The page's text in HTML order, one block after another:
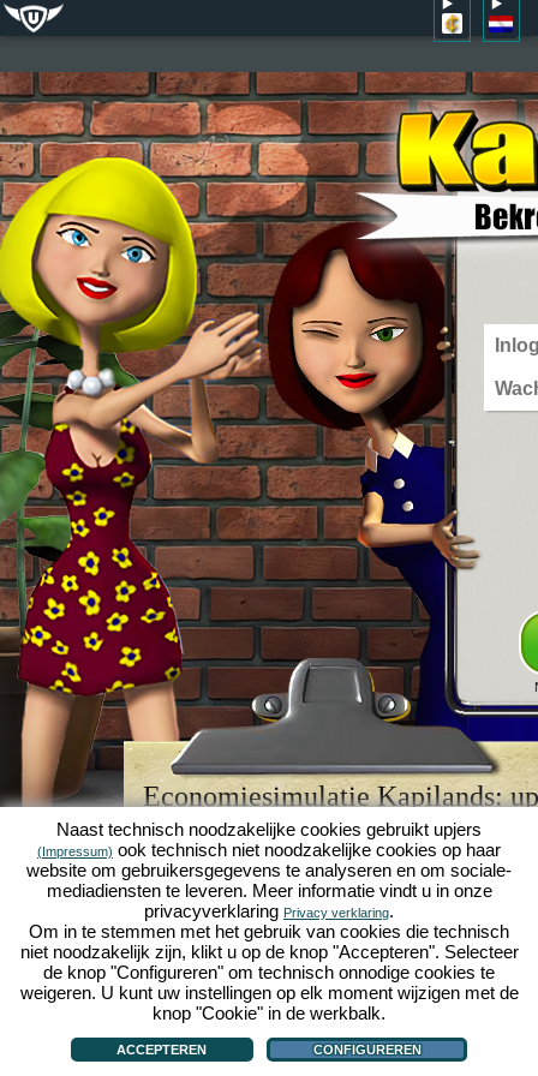
Economiesimulatie Kapilands:
browserspellegende
Kapilands is een van de bestebrowserspellenvan
retrogamevoor fans van economiesimulaties. Het
werd ooit uitgeroepen tot "MMO van het jaar" en is
een genot voor fans van strategische
online
je eigen zakenimperium opbouwen en carrière
economiesimulaties!
Naast technisch noodzakelijke cookies gebruikt upjers
(Impressum) ook technisch niet noodzakelijke cookies op haar
website om gebruikersgegevens te analyseren en om sociale-
mediadiensten te leveren. Meer informatie vindt u in onze
privacyverklaring Privacy verklaring.
Om in te stemmen met het gebruik van cookies die technisch
niet noodzakelijk zijn, klikt u op de knop "Accepteren". Selecteer
de knop "Configureren" om technisch onnodige cookies te
weigeren. U kunt uw instellingen op elk moment wijzigen met de
knop "Cookie" in de werkbalk.
ACCEPTEREN CONFIGUREREN